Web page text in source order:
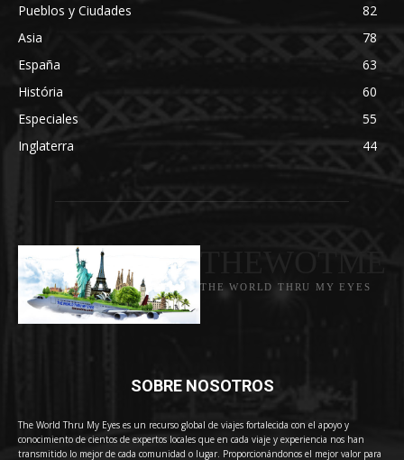
Pueblos y Ciudades
82
Asia
78
España
63
História
60
Especiales
55
Inglaterra
44
THE WORLD THRU MY EYES
SOBRE NOSOTROS
The World Thru My Eyes es un recurso global de viajes fortalecida con el apoyo y
conocimiento de cientos de expertos locales que en cada viaje y experiencia nos han
transmitido lo mejor de cada comunidad o lugar. Proporcionándonos el mejor valor para